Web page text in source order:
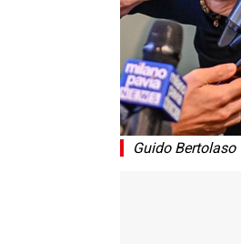
Guido Bertolaso